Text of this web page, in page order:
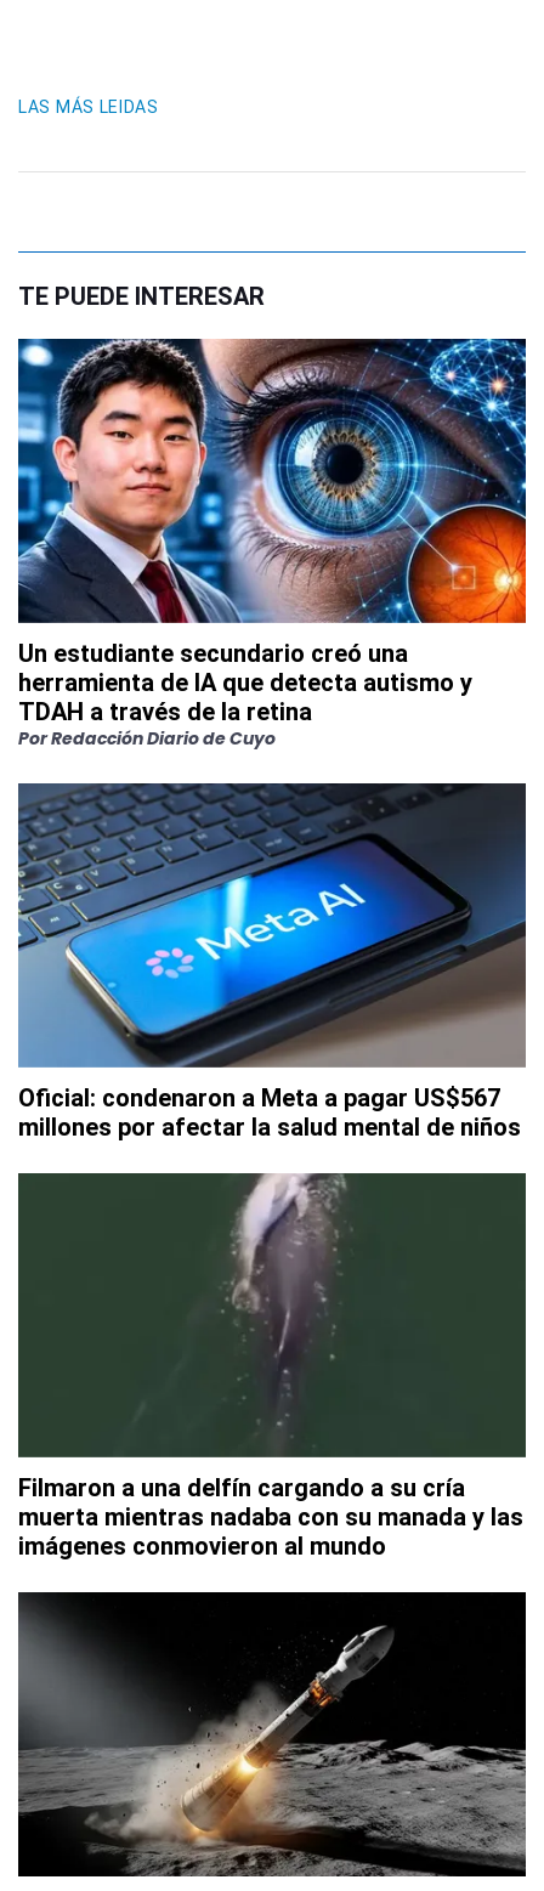
LAS MÁS LEIDAS
TE PUEDE INTERESAR
Un estudiante secundario creó una
herramienta de IA que detecta autismo y
TDAH a través de la retina
PorRedacción Diario de Cuyo
Oficial: condenaron a Meta a pagar US$567
millones por afectar la salud mental de niños
Filmaron a una delfín cargando a su cría
muerta mientras nadaba con su manada y las
imágenes conmovieron al mundo